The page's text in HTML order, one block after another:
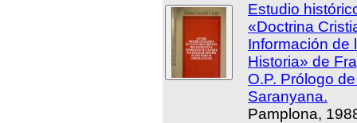
Estudio
«Doctrina
Información de
Historia» de
O.P. Prólogo
Saranyana.
Pamplona,